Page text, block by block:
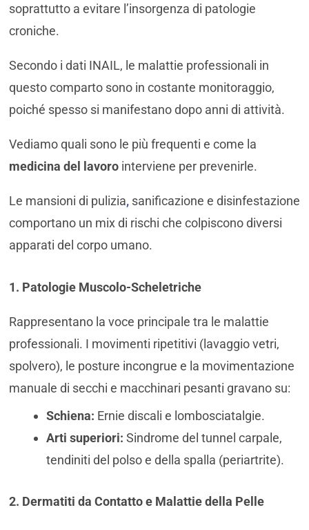
soprattutto a evitare l’insorgenza di patologie
croniche.
Secondo i dati INAIL, le malattie professionali in
questo comparto sono in costante monitoraggio,
poiché spesso si manifestano dopo anni di attività.
Vediamo quali sono le più frequenti e come la
medicina del lavoro interviene per prevenirle.
Le mansioni di pulizia, sanificazione e disinfestazione
comportano un mix di rischi che colpiscono diversi
apparati del corpo umano.
1. Patologie Muscolo-Scheletriche
Rappresentano la voce principale tra le malattie
professionali. I movimenti ripetitivi (lavaggio vetri,
spolvero), le posture incongrue e la movimentazione
manuale di secchi e macchinari pesanti gravano su:
Schiena: Ernie discali e lombosciatalgie.
Arti superiori: Sindrome del tunnel carpale,
tendiniti del polso e della spalla (periartrite).
2. Dermatiti da Contatto e Malattie della Pelle